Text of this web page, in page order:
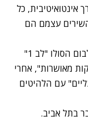
אינטואיטיבית, כל
עצמם הם
לפני כשנתיים הוציא אבן צור את אלבום הסולו "לב 1"
מאושרות", אחרי
עם הלהיטים